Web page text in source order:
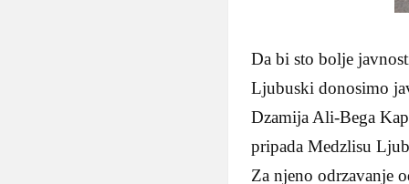
Da bi sto bolje
Ljubuski donosimo
Dzamija Ali-Bega
pripada Medzlisu
Za njeno odrzavanje